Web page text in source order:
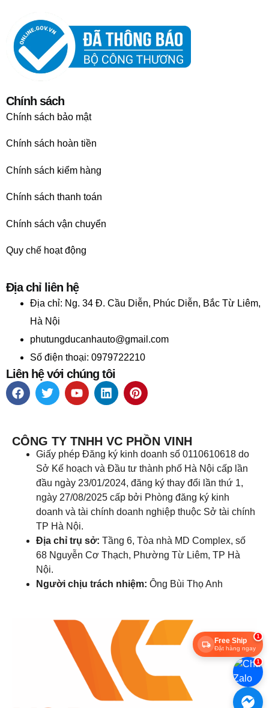
Chính sách
Chính sách bảo mật
Chính sách hoàn tiền
Chính sách kiểm hàng
Chính sách thanh toán
Chính sách vận chuyển
Quy chế hoạt động
Địa chỉ liên hệ
Địa chỉ: Ng. 34 Đ. Cầu Diễn, Phúc Diễn, Bắc Từ Liêm,
Hà Nội
phutungducanhauto@gmail.com
Số điện thoại: 0979722210
Liên hệ với chúng tôi
CÔNG TY TNHH VC PHỒN VINH
Giấy phép Đăng ký kinh doanh số 0110610618 do
Sở Kế hoạch và Đầu tư thành phố Hà Nội cấp lần
đầu ngày 23/01/2024, đăng ký thay đổi lần thứ 1,
ngày 27/08/2025 cấp bởi Phòng đăng ký kinh
doanh và tài chính doanh nghiệp thuộc Sở tài chính
TP Hà Nội.
Địa chỉ trụ sở: Tầng 6, Tòa nhà MD Complex, số
68 Nguyễn Cơ Thạch, Phường Từ Liêm, TP Hà
Nội.
Người chịu trách nhiệm: Ông Bùi Thọ Anh
1
Free Ship
Đặt hàng ngay
1